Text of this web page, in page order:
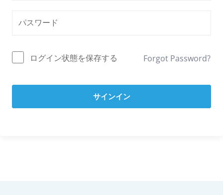
ログイン状態を保存する Forgot Password?
サインイン